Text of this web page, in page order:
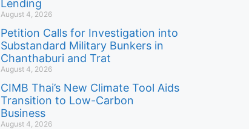
Lending
August 4, 2026
Petition Calls for Investigation into
Substandard Military Bunkers in
Chanthaburi and Trat
August 4, 2026
CIMB Thai’s New Climate Tool Aids
Transition to Low-Carbon
Business
August 4, 2026